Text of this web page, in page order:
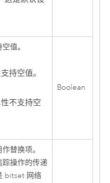
值。
持空值。
不支持空
Boolean
替换项。
操作的传递
bitset 网络